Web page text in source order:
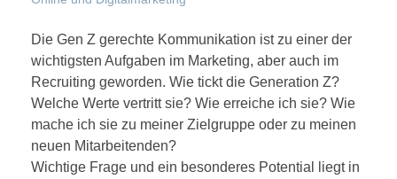
Die Gen Z gerechte Kommunikation ist zu einer der
wichtigsten Aufgaben im Marketing, aber auch im
Recruiting geworden. Wie tickt die Generation Z?
Welche Werte vertritt sie? Wie erreiche ich sie? Wie
mache ich sie zu meiner Zielgruppe oder zu meinen
neuen Mitarbeitenden?
Wichtige Frage und ein besonderes Potential liegt in